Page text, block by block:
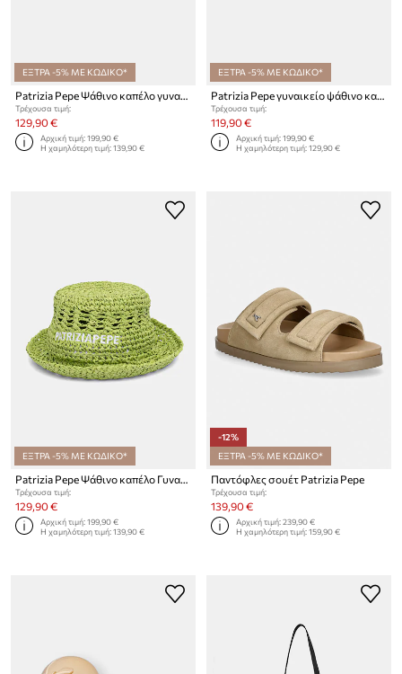
ΕΞΤΡΑ -5% ΜΕ ΚΩΔΙΚΟ*
Τρέχουσα τιμή:
129,90 €
Αρχική τιμή:199,90 €
Η χαμηλότερη τιμή:139,90 €
ΕΞΤΡΑ -5% ΜΕ ΚΩΔΙΚΟ*
Τρέχουσα τιμή:
119,90 €
Αρχική τιμή:199,90 €
Η χαμηλότερη τιμή:129,90 €
ΕΞΤΡΑ -5% ΜΕ ΚΩΔΙΚΟ*
Patrizia Pepe Ψάθινο καπέλο Γυναικείο
Τρέχουσα τιμή:
129,90 €
Αρχική τιμή:199,90 €
Η χαμηλότερη τιμή:139,90 €
-12%
ΕΞΤΡΑ -5% ΜΕ ΚΩΔΙΚΟ*
Παντόφλες σουέτ Patrizia Pepe
Τρέχουσα τιμή:
139,90 €
Αρχική τιμή:239,90 €
Η χαμηλότερη τιμή:159,90 €